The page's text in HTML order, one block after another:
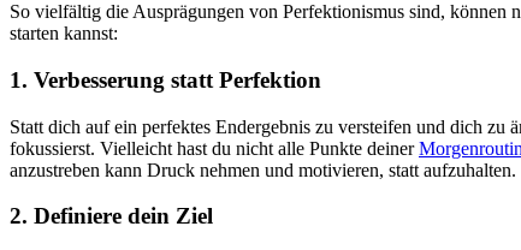
So vielfältig die Ausprägungen von Perfektionismus sind, können
starten kannst:
1. Verbesserung statt Perfektion
Statt dich auf ein perfektes Endergebnis zu versteifen und dich
fokussierst. Vielleicht hast du nicht alle Punkte deiner
anzustreben kann Druck nehmen und motivieren, statt aufzuhalten.
2. Definiere dein Ziel